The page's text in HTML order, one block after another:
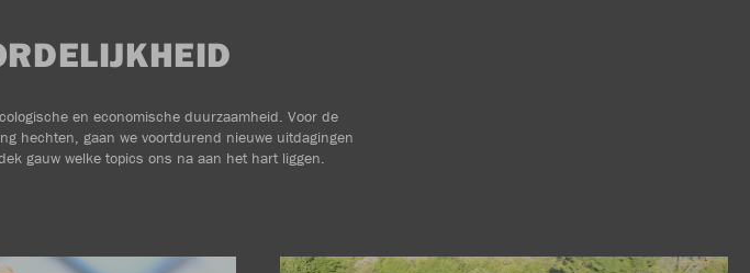
en economische duurzaamheid. Voor de
hechten, gaan we voortdurend nieuwe uitdagingen
gauw welke topics ons na aan het hart liggen.